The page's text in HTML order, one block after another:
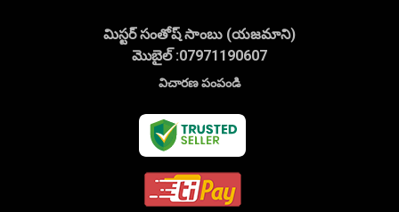
మిస్టర్ సంతోష్ సాంబు (యజమాని)
మొబైల్ :07971190607
విచారణ పంపండి